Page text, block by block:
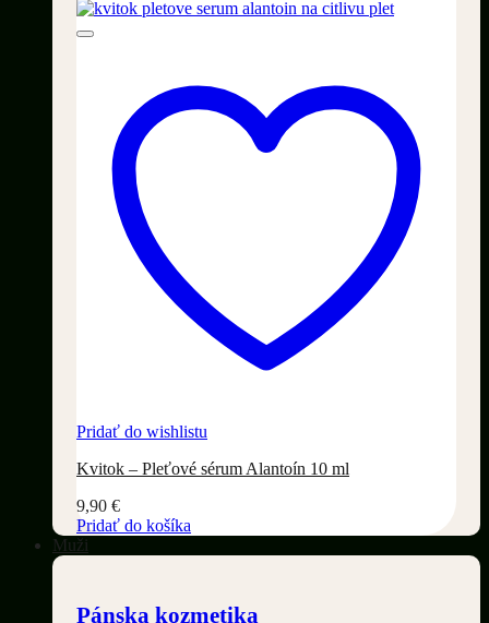
Pridať do wishlistu
Kvitok – Pleťové sérum Alantoín 10 ml
9,90 €
Pridať do košíka
Muži
Pánska kozmetika